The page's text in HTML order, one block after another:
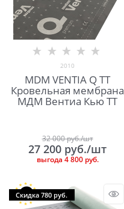
2010
MDM VENTIA Q TT
Кровельная мембрана
МДМ Вентиа Кью ТТ
32 000 руб./шт
27 200 руб./шт
выгода 4 800 руб.
Скидка 780 руб.